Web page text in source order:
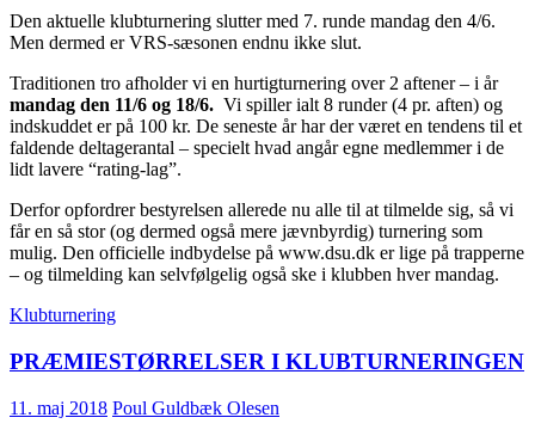
Den aktuelle klubturnering slutter med 7. runde mandag den 4/6.
Men dermed er VRS-sæsonen endnu ikke slut.
Traditionen tro afholder vi en hurtigturnering over 2 aftener – i år
mandag den 11/6 og 18/6. Vi spiller ialt 8 runder (4 pr. aften) og
indskuddet er på 100 kr. De seneste år har der været en tendens til et
faldende deltagerantal – specielt hvad angår egne medlemmer i de
lidt lavere “rating-lag”.
Derfor opfordrer bestyrelsen allerede nu alle til at tilmelde sig, så vi
får en så stor (og dermed også mere jævnbyrdig) turnering som
mulig. Den officielle indbydelse på www.dsu.dk er lige på trapperne
– og tilmelding kan selvfølgelig også ske i klubben hver mandag.
Klubturnering
PRÆMIESTØRRELSER I KLUBTURNERINGEN
11. maj 2018 Poul Guldbæk Olesen